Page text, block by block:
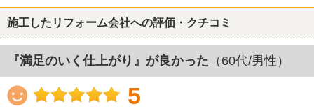
施工したリフォーム会社への評価・クチコミ
『満足のいく仕上がり』が良かった （60代/男性）
5